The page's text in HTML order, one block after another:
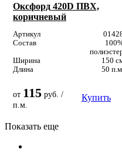
Оксфорд 420D ПВХ,
коричневый
Артикул
Состав
Ширина
150
Длина
50 п.м.
от 115 руб. /
п.м.
Купить
Показать еще